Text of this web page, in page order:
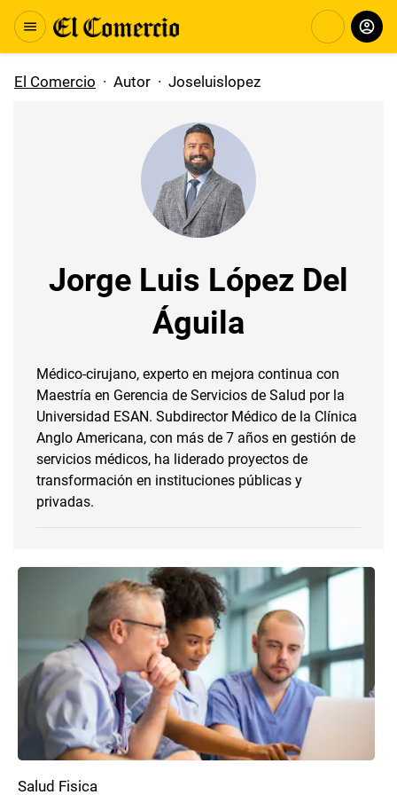
El Comercio · Autor · Joseluislopez
Jorge Luis López Del
Águila
Médico-cirujano, experto en mejora continua con
Maestría en Gerencia de Servicios de Salud por la
Universidad ESAN. Subdirector Médico de la Clínica
Anglo Americana, con más de 7 años en gestión de
servicios médicos, ha liderado proyectos de
transformación en instituciones públicas y
privadas.
Salud Fisica